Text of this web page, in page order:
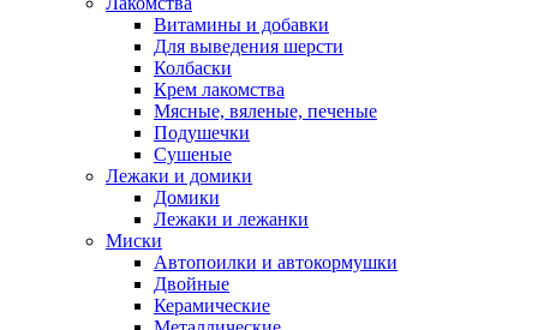
Витамины и добавки
Для выведения шерсти
Колбаски
Крем лакомства
Мясные, вяленые, печеные
Подушечки
Сушеные
Лежаки и домики
Домики
Лежаки и лежанки
Миски
Автопоилки и автокормушки
Двойные
Керамические